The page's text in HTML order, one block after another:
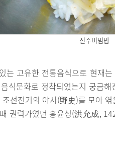
진주비빔밥
는 고유한 전통음식으로 현재
식문화로 정착되었는지 궁금
선전기의 야사(野史)를 모아
권력가였던 홍윤성(洪允成,